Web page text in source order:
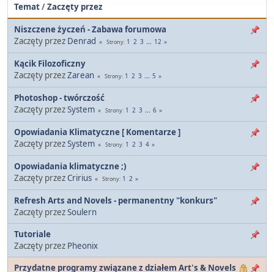
Temat/Zaczęty przez
Niszczene życzeń - Zabawa forumowa
Zaczęty przez Denrad Strony 1 2 3 ... 12
Kącik Filozoficzny
Zaczęty przezZarean Strony 1 2 3 ... 5
Photoshop - twórczość
Zaczęty przezSystem Strony 1 2 3 ... 6
Opowiadania Klimatyczne [ Komentarze ]
Zaczęty przezSystem Strony 1 2 3 4
Opowiadania klimatyczne ;)
Zaczęty przez Cririus Strony 1 2
Refresh Arts and Novels - permanentny "konkurs"
Zaczęty przezSoulern
Tutoriale
Zaczęty przez Pheonix
Przydatne programy związane z działem Art's & Novels